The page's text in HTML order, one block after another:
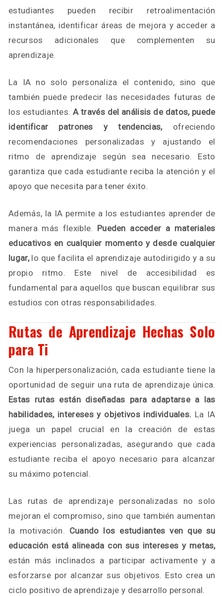
estudiantes pueden recibir retroalimentación
instantánea, identificar áreas de mejora y acceder a
recursos adicionales que complementen su
aprendizaje.
La IA no solo personaliza el contenido, sino que
también puede predecir las necesidades futuras de
los estudiantes. A través del análisis de datos, puede
identificar patrones y tendencias,ofreciendo
recomendaciones personalizadas y ajustando el
ritmo de aprendizaje según sea necesario. Esto
garantiza que cada estudiante reciba la atención y el
apoyo que necesita para tener éxito.
Además, la IA permite a los estudiantes aprender de
manera más flexible. Pueden acceder a materiales
educativos en cualquier momento y desde cualquier
lugar,lo que facilita el aprendizaje autodirigido y a su
propio ritmo. Este nivel de accesibilidad es
fundamental para aquellos que buscan equilibrar sus
estudios con otras responsabilidades.
Rutas de Aprendizaje Hechas Solo
para Ti
Con la hiperpersonalización, cada estudiante tiene la
oportunidad de seguir una ruta de aprendizaje única.
Estas rutas están diseñadas para adaptarse a las
habilidades, intereses y objetivos individuales. La IA
juega un papel crucial en la creación de estas
experiencias personalizadas, asegurando que cada
estudiante reciba el apoyo necesario para alcanzar
su máximo potencial.
Las rutas de aprendizaje personalizadas no solo
mejoran el compromiso, sino que también aumentan
la motivación. Cuando los estudiantes ven que su
educación está alineada con sus intereses y metas,
están más inclinados a participar activamente y a
esforzarse por alcanzar sus objetivos. Esto crea un
ciclo positivo de aprendizaje y desarrollo personal.